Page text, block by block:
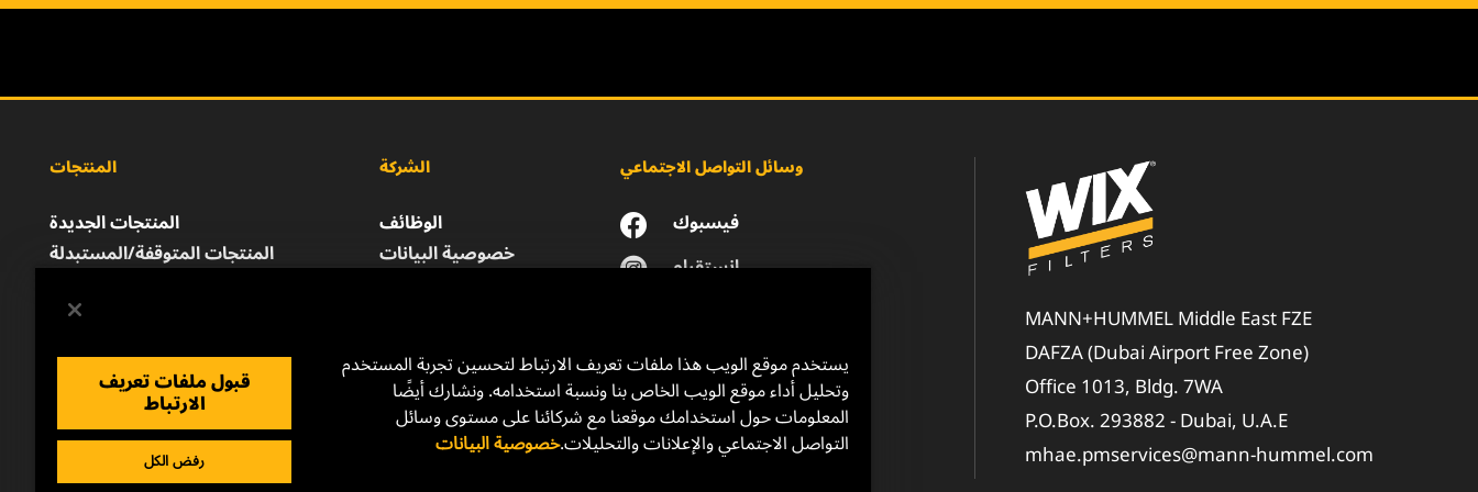
المنتجات
المنتجات الجديدة
المنتجات المتوقفة/المستبدلة
الشركة
الوظائف
خصوصية البيانات
وسائل التواصل الاجتماعي
فيسبوك
انستقرام
MANN+HUMMEL Middle East FZE
DAFZA (Dubai Airport Free Zone)
Office 1013, Bldg. 7WA
P.O.Box. 293882 - Dubai, U.A.E
mhae.pmservices@mann-hummel.com
يستخدم موقع الويب هذا ملفات تعريف الارتباط لتحسين تجربة المستخدم
وتحليل أداء موقع الويب الخاص بنا ونسبة استخدامه. ونشارك أيضًا
المعلومات حول استخدامك موقعنا مع شركائنا على مستوى وسائل
التواصل الاجتماعي والإعلانات والتحليلات.خصوصية البيانات
قبول ملفات تعريف
الارتباط
رفض الكل